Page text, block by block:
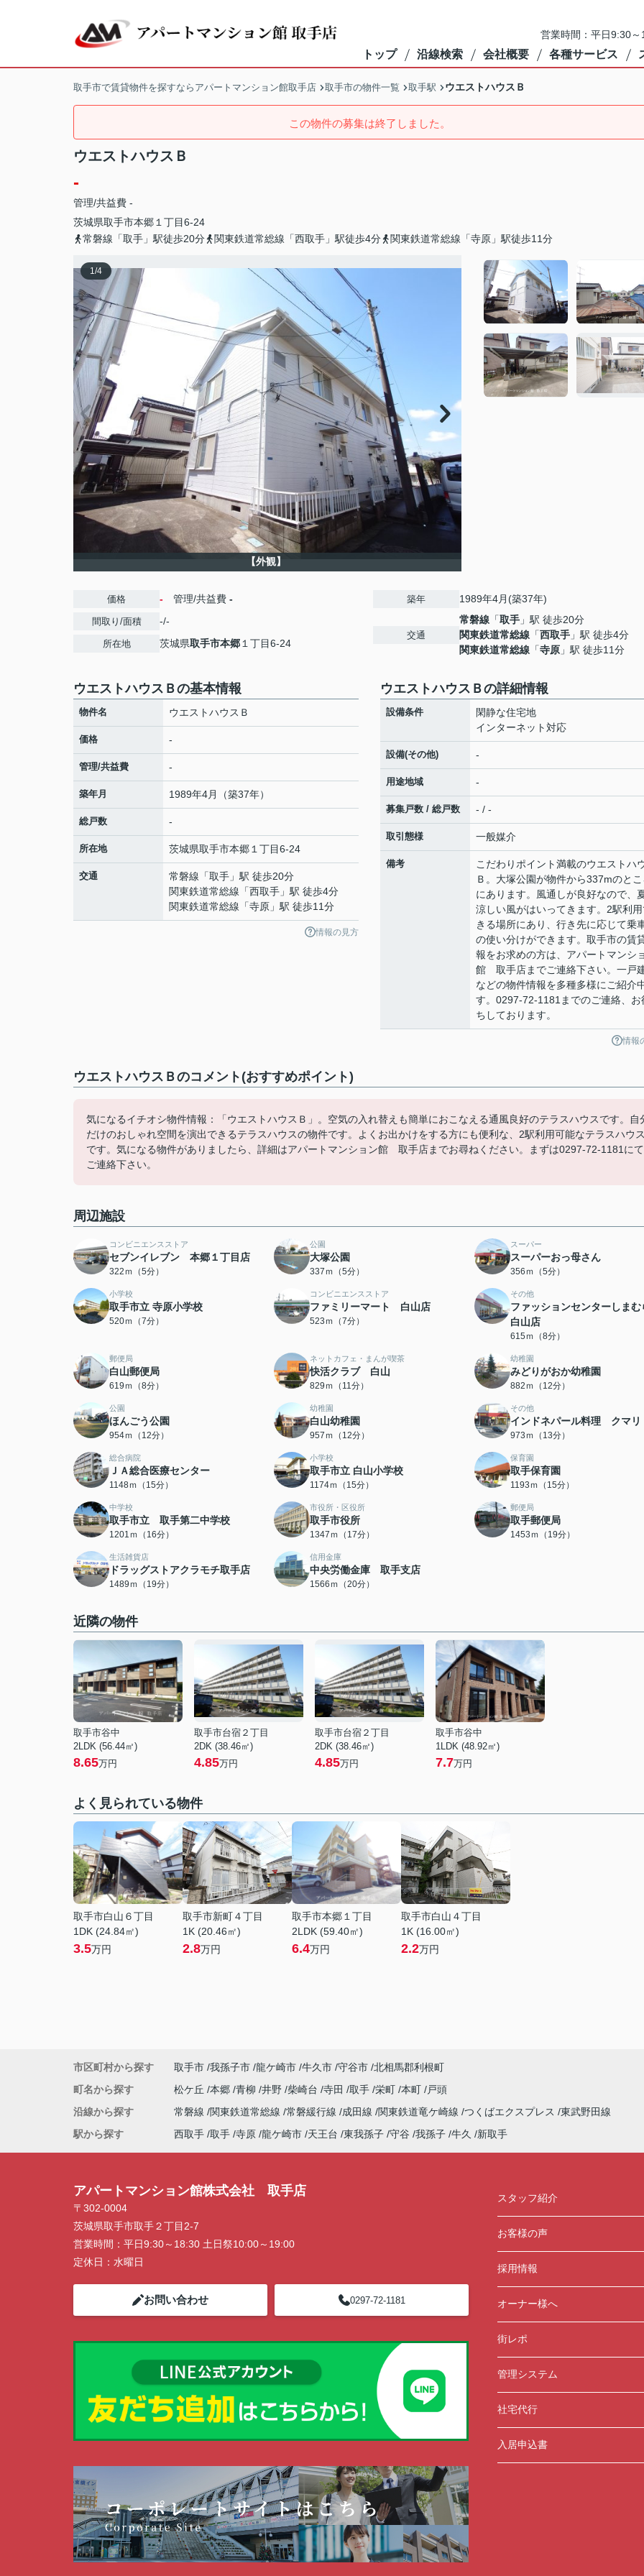
営業時間：平日9:30
トップ 沿線検索 会社概要 各種サービス
取手市で賃貸物件を探すならアパートマンション館取手店 取手市の物件一覧 取手駅 ウエストハウスＢ
この物件の募集は終了しました。
ウエストハウスＢ
-
管理/共益費 -
茨城県取手市本郷 １丁目6-24
常磐線「取手」駅徒歩20分
関東鉄道常総線「西取手」駅徒歩4分 関東鉄道常総線「寺原」駅徒歩11分
1/4
【外観】
価格 - 管理/共益費 -
間取り/面積 -/-
所在地 茨城県取手市本郷 １丁目6-24
築年 1989年4月(築37年)
交通
常磐線 「取手 」駅 徒歩20分
関東鉄道常総線 「西取手 」駅 徒歩4分
関東鉄道常総線 「寺原 」駅 徒歩11分
ウエストハウスＢの基本情報
物件名 ウエストハウスＢ
価格 -
管理/共益費 -
築年月 1989年4月（築37年）
総戸数 -
所在地 茨城県取手市本郷 １丁目6-24
交通 常磐線 「取手 」駅 徒歩20分
関東鉄道常総線 「西取手 」駅 徒歩4分
関東鉄道常総線 「寺原 」駅 徒歩11分
情報の見方
ウエストハウスＢの詳細情報
設備条件
閑静な住宅地
インターネット対応
設備(その他) -
用途地域 -
募集戸数 / 総戸数 - / -
取引態様 一般媒介
備考
こだわりポイント満載のウエストハ
Ｂ。大塚公園が物件から337mのと
にあります。風通しが良好なので、
涼しい風がはいってきます。2駅利
きる場所にあり、行き先に応じて乗
の使い分けができます。取手市の賃
報をお求めの方は、アパートマンシ
館 取手店までご連絡下さい。一戸
などの物件情報を多種多様にご紹介
す。0297-72-1181までのご連絡、お
ちしております。
情報
ウエストハウスＢのコメント(おすすめポイント)
気になるイチオシ物件情報：「ウエストハウスＢ」。空気の入れ替えも簡単におこなえる通風良好のテラスハウスです。自
だけのおしゃれ空間を演出できるテラスハウスの物件です。よくお出かけをする方にも便利な、2駅利用可能なテラスハウ
です。気になる物件がありましたら、詳細はアパートマンション館 取手店までお尋ねください。まずは0297-72-1181にて
ご連絡下さい。
周辺施設
コンビニエンスストア
セブンイレブン 本郷１丁目店
322ｍ（5分）
公園
大塚公園
337ｍ（5分）
スーパー
スーパーおっ母さん
356ｍ（5分）
小学校
取手市立 寺原小学校
520ｍ（7分）
コンビニエンスストア
ファミリーマート 白山店
523ｍ（7分）
その他
ファッションセンターしま
白山店
615ｍ（8分）
郵便局
白山郵便局
619ｍ（8分）
ネットカフェ・まんが喫茶
快活クラブ 白山
829ｍ（11分）
幼稚園
みどりがおか幼稚園
882ｍ（12分）
公園
ほんごう公園
954ｍ（12分）
幼稚園
白山幼稚園
957ｍ（12分）
その他
インドネパール料理 クマリ
973ｍ（13分）
総合病院
ＪＡ総合医療センター
1148ｍ（15分）
小学校
取手市立 白山小学校
1174ｍ（15分）
保育園
取手保育園
1193ｍ（15分）
中学校
取手市立 取手第二中学校
1201ｍ（16分）
市役所・区役所
取手市役所
1347ｍ（17分）
郵便局
取手郵便局
1453ｍ（19分）
生活雑貨店
ドラッグストアクラモチ取手店
1489ｍ（19分）
信用金庫
中央労働金庫 取手支店
1566ｍ（20分）
近隣の物件
取手市谷中
2LDK (56.44㎡)
8.65万円
取手市台宿２丁目
2DK (38.46㎡)
4.85万円
取手市台宿２丁目
2DK (38.46㎡)
4.85万円
取手市谷中
1LDK (48.92㎡)
7.7万円
よく見られている物件
取手市白山６丁目
1DK (24.84㎡)
3.5万円
取手市新町４丁目
1K (20.46㎡)
2.8万円
取手市本郷１丁目
2LDK (59.40㎡)
6.4万円
取手市白山４丁目
1K (16.00㎡)
2.2万円
市区町村から探す 取手市 我孫子市 龍ケ崎市 牛久市 守谷市 北相馬郡利根町
町名から探す
松ケ丘 本郷 青柳 井野 柴崎台 寺田 取手 栄町 本町
戸頭
沿線から探す
常磐線 関東鉄道常総線 常磐緩行線 成田線 関東鉄道竜ケ崎線 つくばエクスプレス
東武野田線
駅から探す
西取手 取手 寺原 龍ケ崎市 天王台 東我孫子 守谷 我孫子 牛久 新取手
アパートマンション館株式会社 取手店
〒302-0004
茨城県取手市取手２丁目2-7
営業時間： 平日9:30～18:30 土日祭10:00～19:00
定休日： 水曜日
お問い合わせ 0297-72-1181
スタッフ紹介
お客様の声
採用情報
オーナー様へ
街レポ
管理システム
社宅代行
入居申込書